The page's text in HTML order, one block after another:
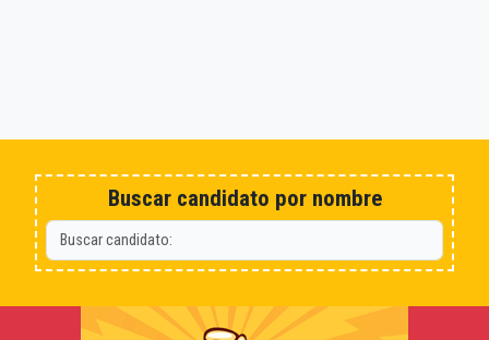
Buscar candidato por nombre